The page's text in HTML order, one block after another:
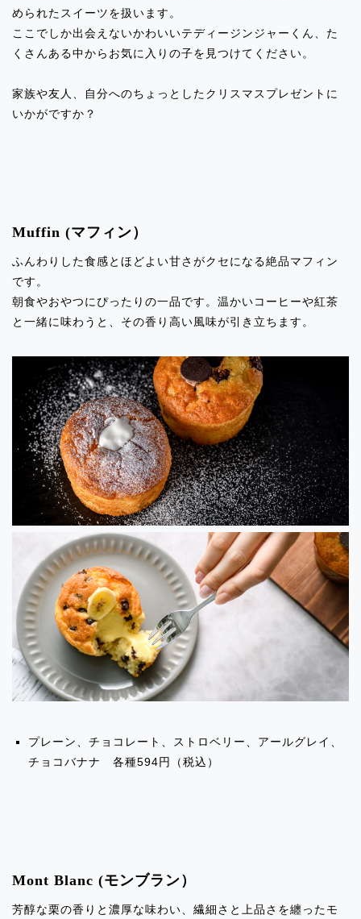
2024.02.27
イベント出店のお知らせ「東武百貨店池
袋 ハナサンテラス」
2024.02.27
武蔵浦和」
2024.02.27
イベント出店のお知らせ「東急MY
SWEETS中央林間」
2024.02.27
イベント出店のお知らせ「アトレ取手」
2024.02.09
イベント出店のお知らせ「CIAL桜木町」
2024.02.09
イベント出店のお知らせ「東武百貨店船
橋」
2024.02.09
イベント出店のお知らせ「吉祥寺マル
イ」
2024.02.09
イベント出店のお知らせ「PARCO錦糸
町」
2024.02.09
イベント出店のお知らせ「東急MY
2024.02.09
められたスイーツを扱います。
ここでしか出会えないかわいいテディージンジャーくん、た
くさんある中からお気に入りの子を見つけてください。
家族や友人、自分へのちょっとしたクリスマスプレゼントに
いかがですか？
Muffin (マフィン）
ふんわりした食感とほどよい甘さがクセになる絶品マフィン
です。
朝食やおやつにぴったりの一品です。温かいコーヒーや紅茶
と一緒に味わうと、その香り高い風味が引き立ちます。
プレーン、チョコレート、ストロベリー、アールグレイ、
チョコバナナ 各種594円（税込）
Mont Blanc (モンブラン）
芳醇な栗の香りと濃厚な味わい、繊細さと上品さを纏ったモ